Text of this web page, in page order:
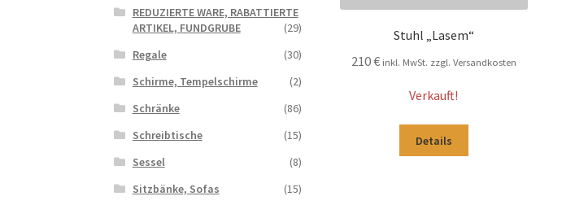
Stuhl „Lasem“
210€ inkl. MwSt. zzgl. Versandkosten
Verkauft!
Details
REDUZIERTE WARE, RABATTIERTE
ARTIKEL, FUNDGRUBE
(29)
Regale
(30)
Schirme, Tempelschirme
(2)
Schränke
(86)
Schreibtische
(15)
Sessel
(8)
Sitzbänke, Sofas
(15)